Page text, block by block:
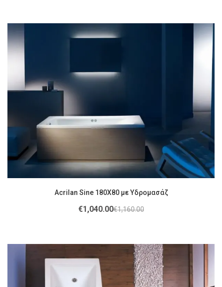
Acrilan Sine 180Χ80 με Υδρομασάζ
€1,160.00
€1,040.00